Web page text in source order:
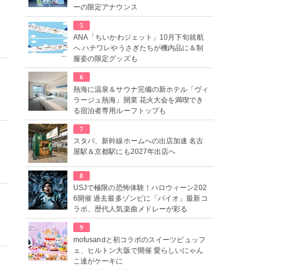
ーの限定アナウンス
5
ANA「ちいかわジェット」10月下旬就航
へ ハチワレやうさぎたちが機内品に＆制
服姿の限定グッズも
6
熱海に温泉＆サウナ完備の新ホテル「ヴィ
ラージュ熱海」開業 花火大会を満喫でき
る宿泊者専用ルーフトップも
7
スタバ、新幹線ホームへの出店加速 名古
屋駅＆京都駅にも2027年出店へ
8
USJで極限の恐怖体験！ハロウィーン202
6開催 過去最多ゾンビに「バイオ」最新コ
ラボ、歴代人気楽曲メドレーが彩る
9
mofusandと初コラボのスイーツビュッフ
ェ、ヒルトン大阪で開催 愛らしいにゃん
こ達がケーキに